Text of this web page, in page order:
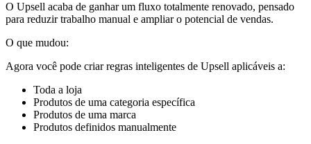
O Upsell acaba de ganhar um fluxo totalmente renovado, pensado
para reduzir trabalho manual e ampliar o potencial de vendas.
O que mudou:
Agora você pode criar regras inteligentes de Upsell aplicáveis a:
Toda a loja
Produtos de uma categoria específica
Produtos de uma marca
Produtos definidos manualmente